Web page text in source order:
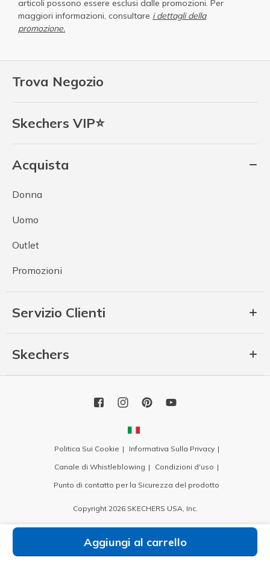
Aggiungi al carrello
Trova Negozio
Skechers VIP⭐
Acquista
Donna
Uomo
Outlet
Promozioni
Servizio Clienti
Skechers
articoli possono essere esclusi dalle promozioni. Per
maggiori informazioni, consultare i dettagli della
promozione.
Politica Sui Cookie
Informativa Sulla Privacy
Canale di Whistleblowing
Condizioni d'uso
Punto di contatto per la Sicurezza del prodotto
Copyright 2026 SKECHERS USA, Inc.